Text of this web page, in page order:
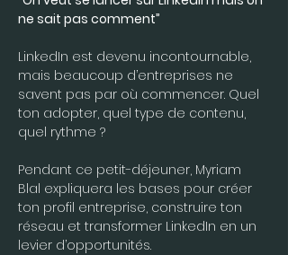
ne sait pas comment”
LinkedIn est devenu incontournable,
mais beaucoup d’entreprises ne
savent pas par où commencer. Quel
ton adopter, quel type de contenu,
quel rythme ?
Pendant ce petit-déjeuner, Myriam
Blal expliquera les bases pour créer
ton profil entreprise, construire ton
réseau et transformer LinkedIn en un
levier d’opportunités.